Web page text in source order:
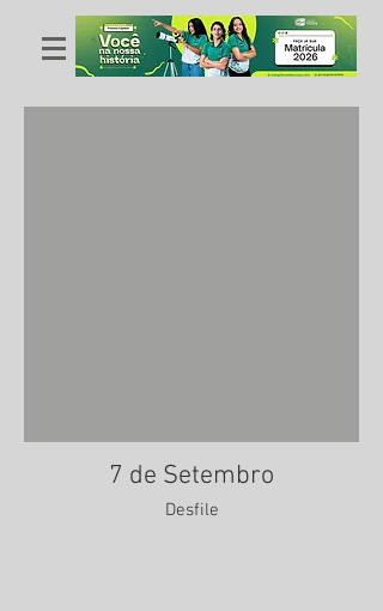
7 de Setembro
Desfile